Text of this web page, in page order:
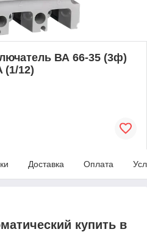
ВА 66-35 (3ф)
(1/12)
Доставка Оплата
купить в